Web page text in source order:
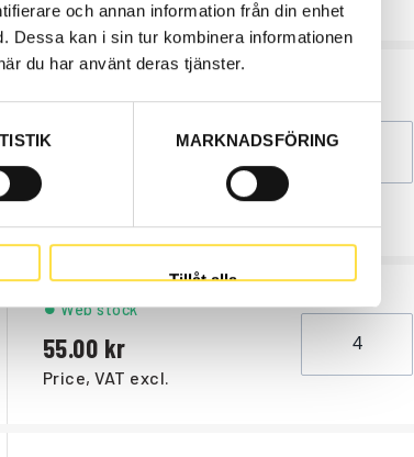
och annan information från din enhet
Dessa kan i sin tur kombinera informationen
du har använt deras tjänster.
MARKNADSFÖRING
Tillåt alla
75.00
NEEDED
Price, VAT excl.
55.00
Web stock